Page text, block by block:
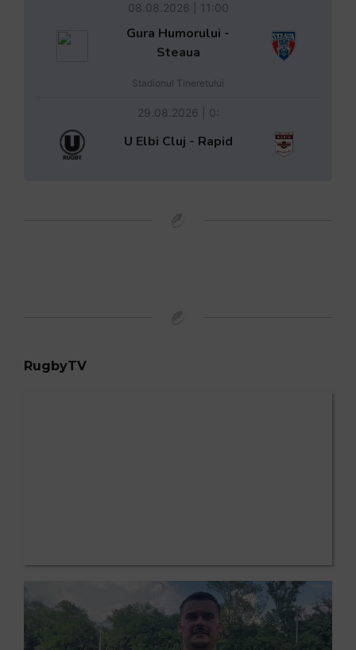
08.08.2026 | 11:00
Gura Humorului -
Steaua
Stadionul Tineretului
29.08.2026 | 0:
U Elbi Cluj - Rapid
RugbyTV